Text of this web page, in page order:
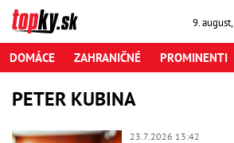
9. august,
DOMÁCE ZAHRANIČNÉ PROMINENTI
PETER KUBINA
23.7.2026 13:42